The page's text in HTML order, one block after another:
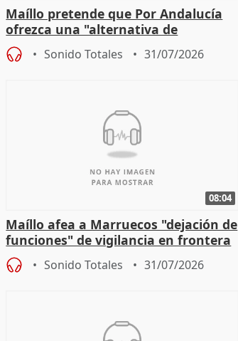
Maíllo pretende que Por Andalucía
ofrezca una "alternativa de
gobierno" con su labor de oposición
Sonido Totales 31/07/2026
08:04
Maíllo afea a Marruecos "dejación de
funciones" de vigilancia en frontera
con Ceuta
Sonido Totales 31/07/2026